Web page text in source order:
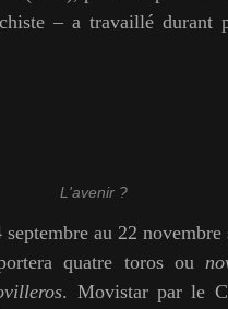
– a travaillé durant
L'avenir ?
au 22 novembre
quatre toros ou
. Movistar par le